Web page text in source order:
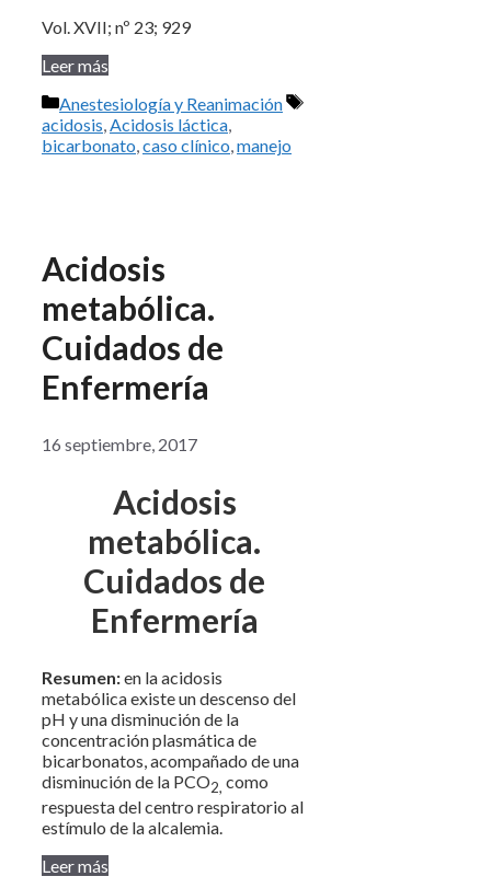
Vol. XVII; nº 23; 929
Leer más
Categorías
Anestesiología y Reanimación
Etiquetas
acidosis,Acidosis láctica,
bicarbonato,caso clínico,manejo
Acidosis
metabólica.
Cuidados de
Enfermería
16 septiembre, 2017
Acidosis
metabólica.
Cuidados de
Enfermería
Resumen:en la acidosis
metabólica existe un descenso del
pH y una disminución de la
concentración plasmática de
bicarbonatos, acompañado de una
disminución de la PCO2, como
respuesta del centro respiratorio al
estímulo de la alcalemia.
Leer más